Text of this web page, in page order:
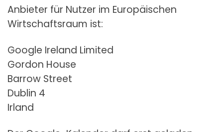
Anbieter für Nutzer im Europäischen
Wirtschaftsraum ist:
Google Ireland Limited
Gordon House
Barrow Street
Dublin 4
Irland